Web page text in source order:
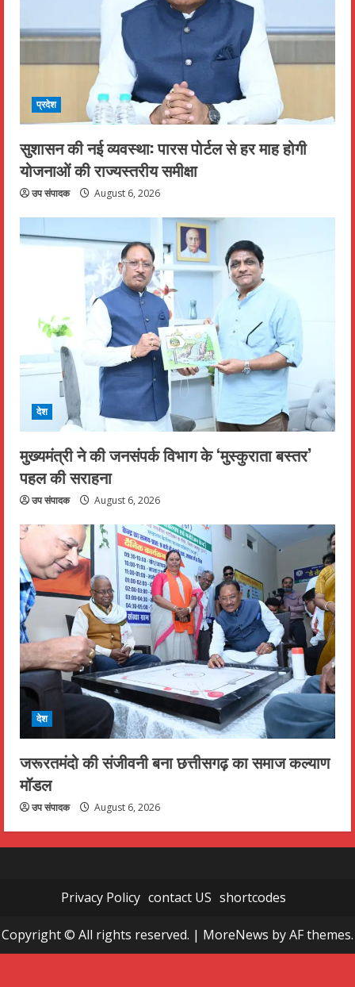
प्रदेश
सुशासन की नई व्यवस्था: पारस पोर्टल से हर माह होगी
योजनाओं की राज्यस्तरीय समीक्षा
उप संपादक August 6, 2026
देश
मुख्यमंत्री ने की जनसंपर्क विभाग के ‘मुस्कुराता बस्तर’
पहल की सराहना
उप संपादक August 6, 2026
देश
जरूरतमंदो की संजीवनी बना छत्तीसगढ़ का समाज कल्याण
मॉडल
उप संपादक August 6, 2026
Privacy Policy contact US shortcodes
Copyright © All rights reserved. | MoreNews by AF themes.